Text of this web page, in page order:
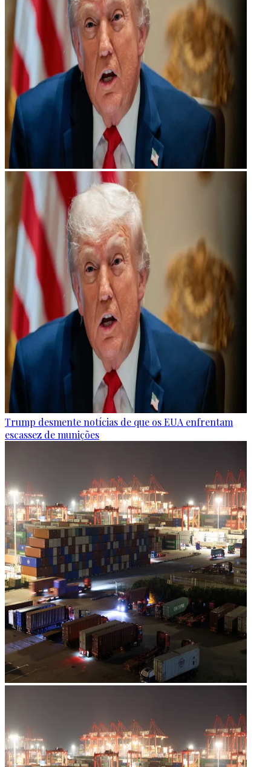
Trump desmente notícias de que os EUA enfrentam
escassez de munições